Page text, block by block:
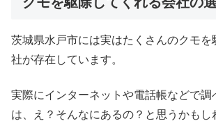
茨城県水戸市には実はたくさんのクモを
社が存在しています。
実際にインターネットや電話帳などで調
は、え？そんなにあるの？と思うかもし